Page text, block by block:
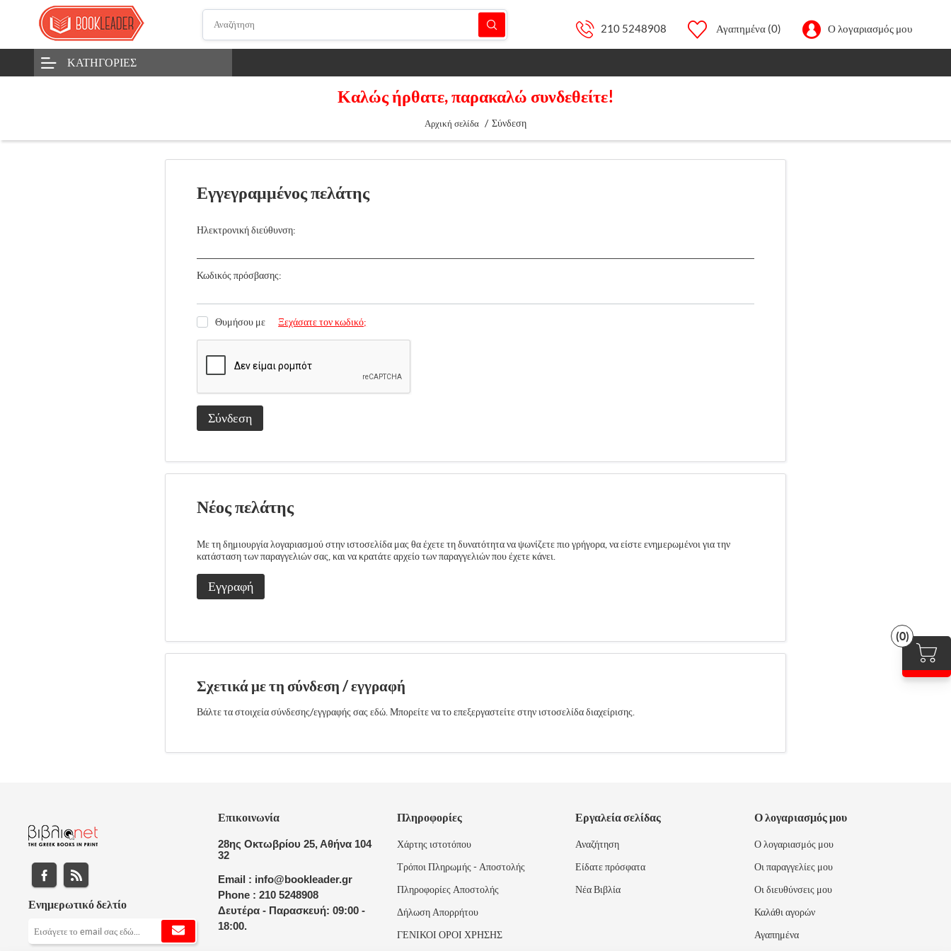
210 5248908 Αγαπημένα (0) Ο λογαριασμός μου
(0)
ΚΑΤΗΓΟΡΊΕΣ
Καλώς ήρθατε, παρακαλώ συνδεθείτε!
Αρχική σελίδα / Σύνδεση
Εγγεγραμμένος πελάτης
Ηλεκτρονική διεύθυνση:
Κωδικός πρόσβασης:
Θυμήσου με Ξεχάσατε τον κωδικό;
Σύνδεση
Νέος πελάτης
Με τη δημιουργία λογαριασμού στην ιστοσελίδα μας θα έχετε τη δυνατότητα να ψωνίζετε πιο γρήγορα, να είστε ενημερωμένοι για την
κατάσταση των παραγγελιών σας, και να κρατάτε αρχείο των παραγγελιών που έχετε κάνει.
Εγγραφή
Σχετικά με τη σύνδεση / εγγραφή
Βάλτε τα στοιχεία σύνδεσης/εγγραφής σας εδώ. Μπορείτε να το επεξεργαστείτε στην ιστοσελίδα διαχείρισης.
Ενημερωτικό δελτίο
Επικοινωνία
28ης Οκτωβρίου 25, Αθήνα 104
32
Email : info@bookleader.gr
Phone : 210 5248908
Δευτέρα - Παρασκευή: 09:00 -
18:00.
Πληροφορίες
Χάρτης ιστοτόπου
Τρόποι Πληρωμής - Αποστολής
Πληροφορίες Αποστολής
Δήλωση Απορρήτου
ΓΕΝΙΚΟΙ ΟΡΟΙ ΧΡΗΣΗΣ
Εργαλεία σελίδας
Αναζήτηση
Είδατε πρόσφατα
Νέα Βιβλία
Ο λογαριασμός μου
Ο λογαριασμός μου
Οι παραγγελίες μου
Οι διευθύνσεις μου
Καλάθι αγορών
Αγαπημένα